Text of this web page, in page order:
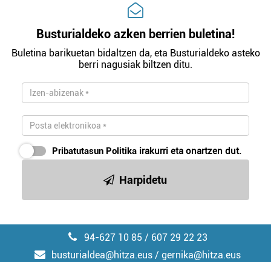
Busturialdeko azken berrien buletina!
Buletina barikuetan bidaltzen da, eta Busturialdeko asteko
berri nagusiak biltzen ditu.
Pribatutasun Politika irakurri eta onartzen dut.
Harpidetu
94-627 10 85 / 607 29 22 23
busturialdea@hitza.eus / gernika@hitza.eus